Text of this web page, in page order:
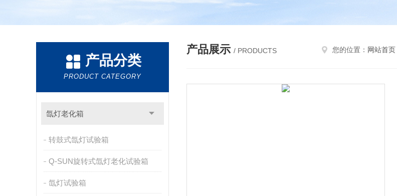
产品分类
PRODUCT CATEGORY
氙灯老化箱
转鼓式氙灯试验箱
Q-SUN旋转式氙灯老化试验箱
氙灯试验箱
产品展示 / PRODUCTS 您的位置： 网站首页